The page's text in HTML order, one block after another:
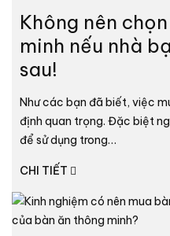
Không nên
minh nếu nhà
sau!
Như các bạn đã biết, việc
định quan trọng. Đặc biệt
để sử dụng trong…
CHI TIẾT